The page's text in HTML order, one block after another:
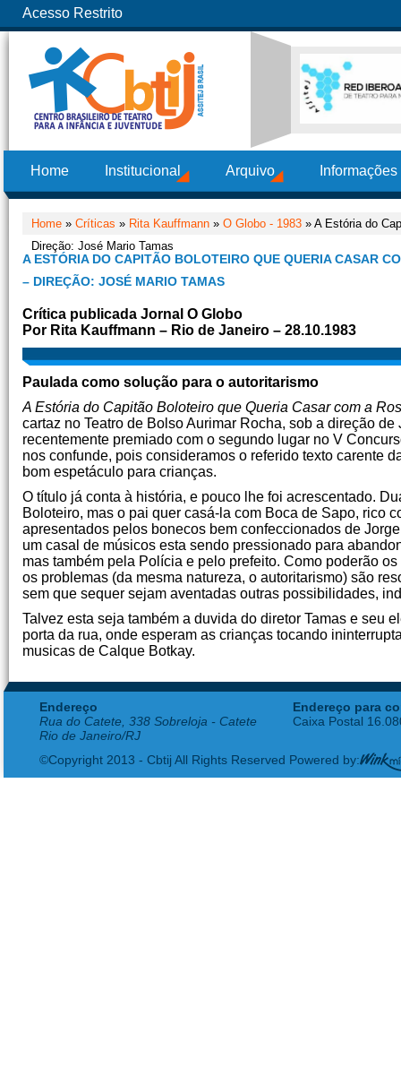
Acesso Restrito
Home Institucional Arquivo
Home » Críticas » Rita Kauffmann » O Globo - 1983 » A Estória do
Direção: José Mario Tamas
A ESTÓRIA DO CAPITÃO BOLOTEIRO QUE QUERIA CASAR
– DIREÇÃO: JOSÉ MARIO TAMAS
Crítica publicada Jornal O Globo
Por Rita Kauffmann – Rio de Janeiro – 28.10.1983
Paulada como solução para o autoritarismo
A Estória do Capitão Boloteiro que Queria Casar com a
cartaz no Teatro de Bolso Aurimar Rocha, sob a direção
recentemente premiado com o segundo lugar no V
nos confunde, pois consideramos o referido texto carente
bom espetáculo para crianças.
O título já conta à história, e pouco lhe foi acrescentado.
Boloteiro, mas o pai quer casá-la com Boca de Sapo, rico
apresentados pelos bonecos bem confeccionados de
um casal de músicos esta sendo pressionado para
mas também pela Polícia e pelo prefeito. Como poderão
os problemas (da mesma natureza, o autoritarismo) são
sem que sequer sejam aventadas outras possibilidades,
Talvez esta seja também a duvida do diretor Tamas e seu
porta da rua, onde esperam as crianças tocando
musicas de Calque Botkay.
Endereço
Rua do Catete, 338 Sobreloja - Catete
Rio de Janeiro/RJ
Endereço para
Caixa Postal
©Copyright 2013 - Cbtij All Rights Reserved Powered by: